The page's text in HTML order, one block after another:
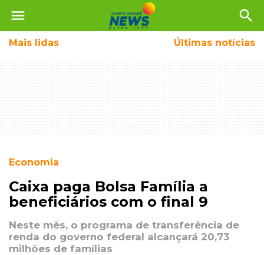
menu search
Mais lidas Últimas notícias
Economia
Caixa paga Bolsa Família a
beneficiários com o final 9
Neste mês, o programa de transferência de
renda do governo federal alcançará 20,73
milhões de famílias